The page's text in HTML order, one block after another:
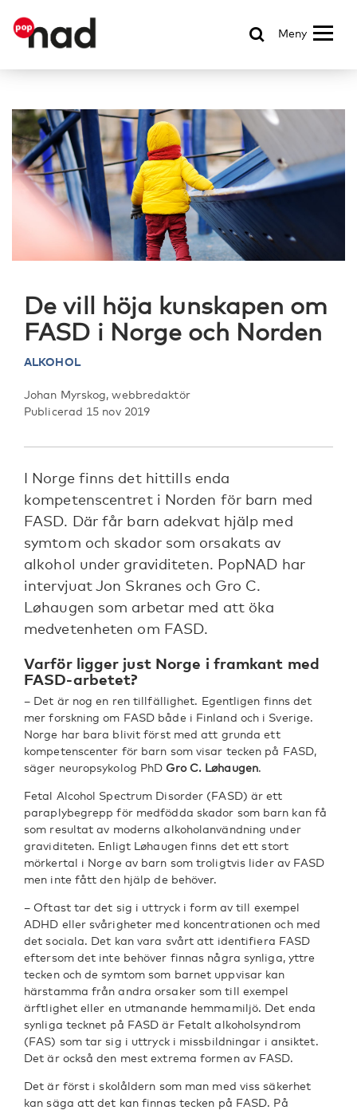
Meny
De vill höja kunskapen om
FASD i Norge och Norden
ALKOHOL
Johan Myrskog, webbredaktör
Publicerad 15 nov 2019
I Norge finns det hittills enda
kompetenscentret i Norden för barn med
FASD. Där får barn adekvat hjälp med
symtom och skador som orsakats av
alkohol under graviditeten. PopNAD har
intervjuat Jon Skranes och Gro C.
Løhaugen som arbetar med att öka
medvetenheten om FASD.
Varför ligger just Norge i framkant med
FASD-arbetet?
– Det är nog en ren tillfällighet. Egentligen finns det
mer forskning om FASD både i Finland och i Sverige.
Norge har bara blivit först med att grunda ett
kompetenscenter för barn som visar tecken på FASD,
säger neuropsykolog PhDGro C. Løhaugen.
Fetal Alcohol Spectrum Disorder (FASD) är ett
paraplybegrepp för medfödda skador som barn kan få
som resultat av moderns alkoholanvändning under
graviditeten. Enligt Løhaugen finns det ett stort
mörkertal i Norge av barn som troligtvis lider av FASD
men inte fått den hjälp de behöver.
– Oftast tar det sig i uttryck i form av till exempel
ADHD eller svårigheter med koncentrationen och med
det sociala. Det kan vara svårt att identifiera FASD
eftersom det inte behöver finnas några synliga, yttre
tecken och de symtom som barnet uppvisar kan
härstamma från andra orsaker som till exempel
ärftlighet eller en utmanande hemmamiljö. Det enda
synliga tecknet på FASD är Fetalt alkoholsyndrom
(FAS) som tar sig i uttryck i missbildningar i ansiktet.
Det är också den mest extrema formen av FASD.
Det är först i skolåldern som man med viss säkerhet
kan säga att det kan finnas tecken på FASD. På